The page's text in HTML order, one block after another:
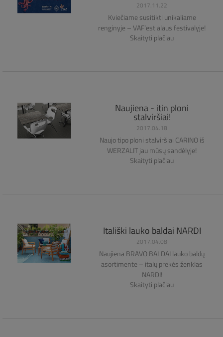
2017.11.22
Kviečiame susitikti unikaliame
renginyje – VAF‘est alaus festivalyje!
Skaityti plačiau
Naujiena - itin ploni
stalviršiai!
2017.04.18
Naujo tipo ploni stalviršiai CARINO iš
WERZALIT jau mūsų sandėlyje!
Skaityti plačiau
Itališki lauko baldai NARDI
2017.04.08
​Naujiena BRAVO BALDAI lauko baldų
asortimente – italų prekės ženklas
NARDI!
Skaityti plačiau